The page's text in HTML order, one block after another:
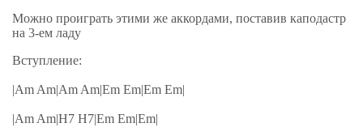
Можно проиграть этими же аккордами, поставив каподастр
на 3-ем ладу
Вступление:
|Am Am|Am Am|Em Em|Em Em|
|Am Am|H7 H7|Em Em|Em|